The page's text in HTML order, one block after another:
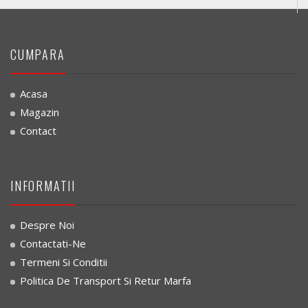
CUMPARA
Acasa
Magazin
Contact
INFORMATII
Despre Noi
Contactati-Ne
Termeni Si Conditii
Politica De Transport Si Retur Marfa